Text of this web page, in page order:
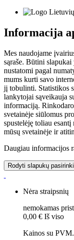
Informacija
Mes naudojame
sąraše. Būtini
nustatomi pagal
mums kurti savo
jį tobulinti. Statistikos
lankytojai sąveikauja
informaciją.
svetainėje siūlomus
spustelėję toliau
mūsų svetainėje ir
Daugiau informacijos
Rodyti slapukų
Nėra straipsnių
nemokamas
0,00 € Iš viso
Kainos su PVM.